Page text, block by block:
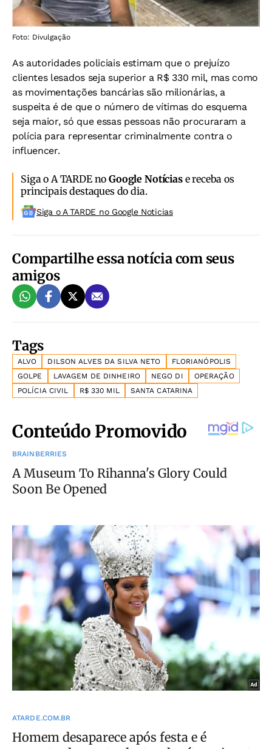
Foto: Divulgação
As autoridades policiais estimam que o prejuízo
clientes lesados seja superior a R$ 330 mil, mas como
as movimentações bancárias são milionárias, a
suspeita é de que o número de vítimas do esquema
seja maior, só que essas pessoas não procuraram a
polícia para representar criminalmente contra o
influencer.
Siga o A TARDE noGoogle Notíciase receba os
principais destaques do dia.
Siga o A TARDE no Google Noticias
Compartilhe essa notícia com seus
amigos
Tags
ALVO DILSON ALVES DA SILVA NETO
FLORIANÓPOLIS
GOLPE
LAVAGEM DE DINHEIRO NEGO DI
OPERAÇÃO
POLÍCIA CIVIL
R$ 330 MIL SANTA CATARINA